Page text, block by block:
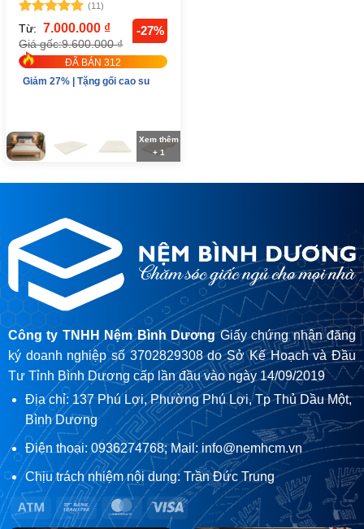
Xem thêm
+ 1
Được xếp
hạng5
5
sao
(11)
Từ: 7.000.000 ₫
Giá gốc:9.600.000₫
-27%
ĐÃ BÁN 312
Giảm 27% | Tặng gối cao su
Công ty TNHH Nệm Bình DươngGiấy chứng nhận đăng
ký doanh nghiệp số 3702829308 do Sở Kế Hoạch và Đầu
Tư Tỉnh Bình Dương cấp lần đầu vào ngày 14/09/2019
Địa chỉ: 137 Phú Lợi, Phường Phú Lợi, Tp Thủ Dầu Một,
Bình Dương
Điện thoại: 0936274768; Mail: info@nemhcm.vn
Chịu trách nhiệm nội dung: Trần Đức Trung
Atm
Bank
Transfer
MasterCardVisa